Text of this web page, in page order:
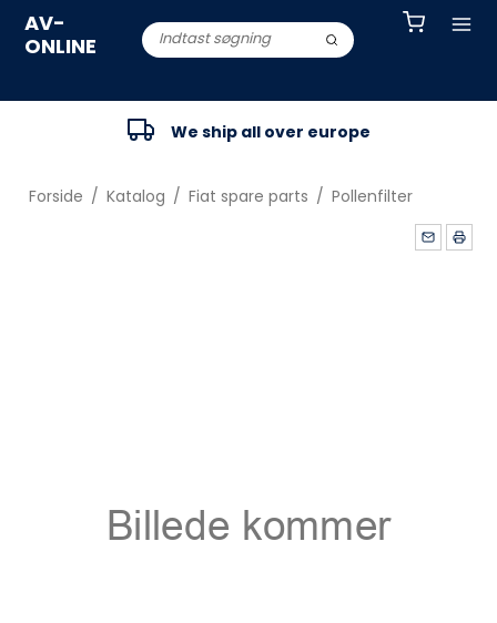
AV-
ONLINE
We ship all over europe
Forside / Katalog / Fiat spare parts / Pollenfilter